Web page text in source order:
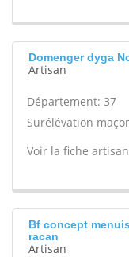
Domenger dyga
Artisan
Département: 37
Surélévation
Voir la fiche
Bf concept
racan
Artisan